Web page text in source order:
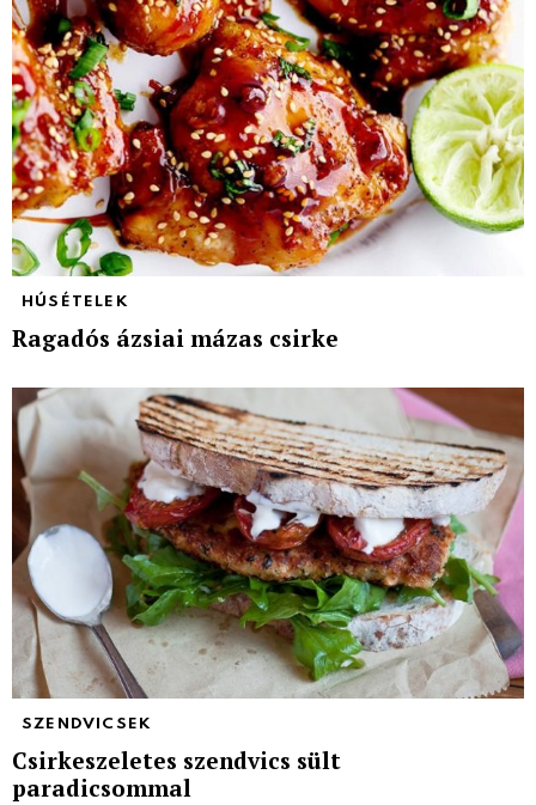
HÚSÉTELEK
Ragadós ázsiai mázas csirke
SZENDVICSEK
Csirkeszeletes szendvics sült
paradicsommal